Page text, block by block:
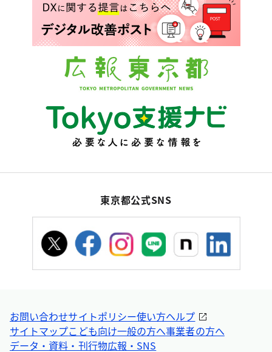
東京都公式SNS
お問い合わせサイトポリシー使い方ヘルプ
サイトマップこども向け一般の方へ事業者の方へ
データ・資料・刊行物広報・SNS